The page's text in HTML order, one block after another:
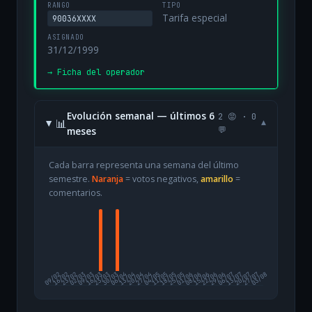
RANGO
90036XXXX
TIPO
Tarifa especial
ASIGNADO
31/12/1999
→ Ficha del operador
📊
Evolución semanal — últimos 6
meses
2 😡 · 0
💬
▾
Cada barra representa una semana del último
semestre. Naranja= votos negativos, amarillo =
comentarios.
09/02
16/0223/0202/0309/0316/0323/0330/0306/0413/0420/0427/0404/0511/0518/0525/0501/0608/0615/0622/0629/0606/0713/0720/0727/07
03/08